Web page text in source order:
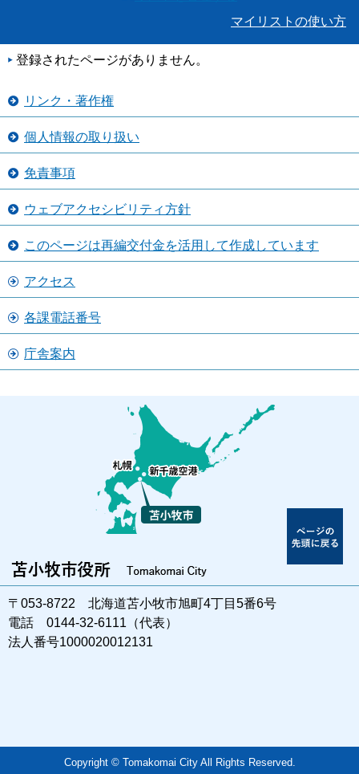
マイリストの使い方
登録されたページがありません。
リンク・著作権
個人情報の取り扱い
免責事項
ウェブアクセシビリティ方針
このページは再編交付金を活用して作成しています
アクセス
各課電話番号
庁舎案内
〒053-8722 北海道苫小牧市旭町4丁目5番6号
電話 0144-32-6111（代表）
法人番号1000020012131
Copyright © Tomakomai City All Rights Reserved.